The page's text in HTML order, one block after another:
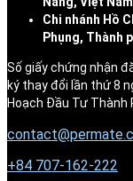
Chi nhánh Hồ
Phụng, Thành
Số giấy chứng nhận
ký thay đổi lần thứ 8
Hoạch Đầu Tư Thành
+84 707-162-222